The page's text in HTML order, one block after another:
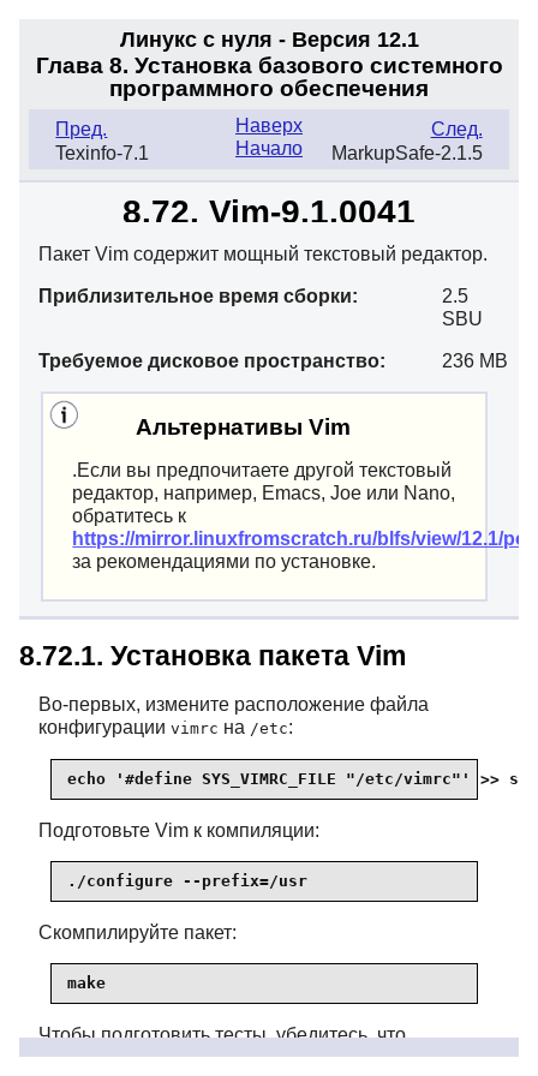
Линукс с нуля - Версия 12.1
Глава 8. Установка базового системного
программного обеспечения
Пред.
Texinfo-7.1
След.
MarkupSafe-2.1.5
Наверх
Начало
8.72. Vim-9.1.0041
Пакет Vim содержит мощный текстовый редактор.
Приблизительное время сборки:
2.5
SBU
Требуемое дисковое пространство: 236 MB
Альтернативы Vim
.Если вы предпочитаете другой текстовый
редактор, например, Emacs, Joe или Nano,
обратитесь к
https://mirror.linuxfromscratch.ru/blfs/view/12.1/
за рекомендациями по установке.
8.72.1. Установка пакета Vim
Во-первых, измените расположение файла
конфигурации vimrc на /etc:
echo '#define SYS_VIMRC_FILE "/etc/vimrc"' >>
Подготовьте Vim к компиляции:
./configure --prefix=/usr
Скомпилируйте пакет:
make
Чтобы подготовить тесты, убедитесь, что
пользовательtesterможет писать в исходное